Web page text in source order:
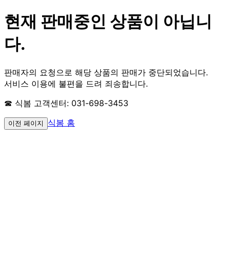
현재 판매중인 상품이 아닙니
다.
판매자의 요청으로 해당 상품의 판매가 중단되었습니다.
서비스 이용에 불편을 드려 죄송합니다.
☎ 식봄 고객센터: 031-698-3453
이전 페이지 식봄 홈